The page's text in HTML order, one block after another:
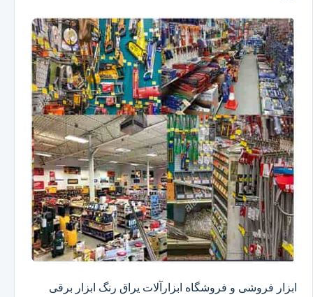
ابزار فروشی و فروشگاه ابزارآلات یراق رنگ ابزار برقی